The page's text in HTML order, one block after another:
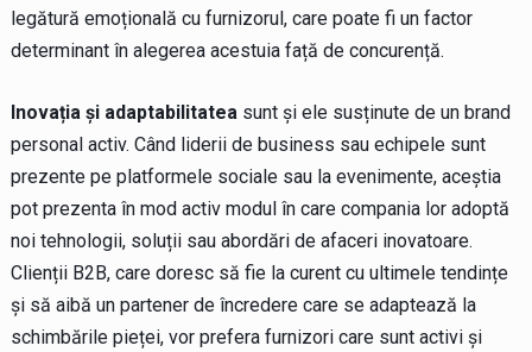
legătură emoțională cu furnizorul, care poate fi un factor
determinant în alegerea acestuia față de concurență.
Inovația și adaptabilitateasunt și ele susținute de un brand
personal activ. Când liderii de business sau echipele sunt
prezente pe platformele sociale sau la evenimente, aceștia
pot prezenta în mod activ modul în care compania lor adoptă
noi tehnologii, soluții sau abordări de afaceri inovatoare.
Clienții B2B, care doresc să fie la curent cu ultimele tendințe
și să aibă un partener de încredere care se adaptează la
schimbările pieței, vor prefera furnizori care sunt activi și